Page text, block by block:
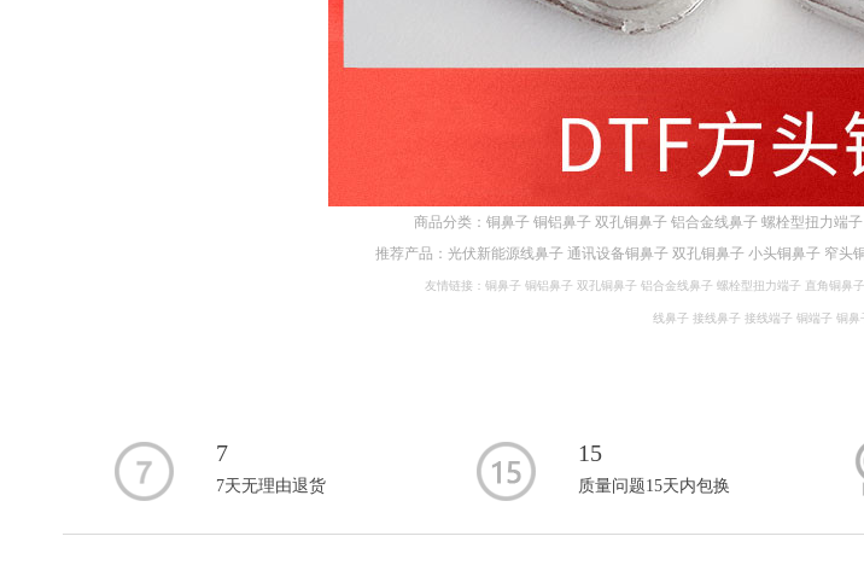
商品分类： 铜鼻子 铜铝鼻子 双孔铜鼻子 铝合金线鼻子 螺栓型扭力端子
推荐产品： 光伏新能源线鼻子 通讯设备铜鼻子 双孔铜鼻子 小头铜鼻子 窄头
友情链接： 铜鼻子 铜铝鼻子 双孔铜鼻子 铝合金线鼻子 螺栓型扭力端子 直角铜鼻子
线鼻子 接线鼻子 接线端子 铜端子 铜鼻
7
7天无理由退货
15
质量问题15天内包换